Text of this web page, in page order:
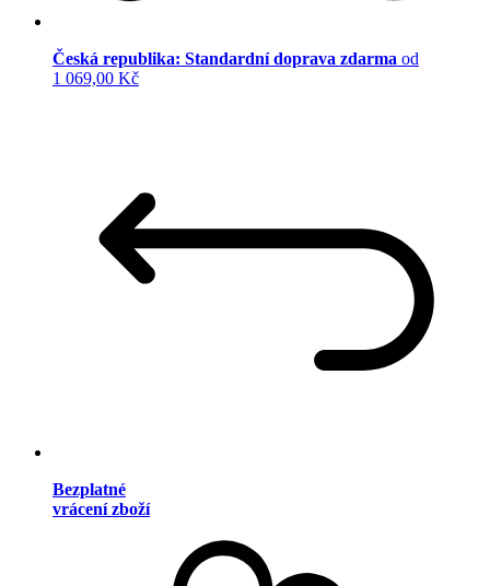
Česká republika: Standardní doprava zdarma od
1 069,00 Kč
Bezplatné
vrácení zboží